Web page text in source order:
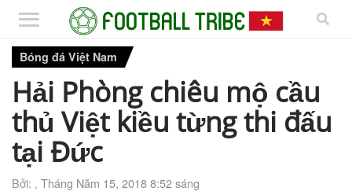
Bóng đá Việt Nam
Hải Phòng chiêu mộ cầu
thủ Việt kiều từng thi đấu
tại Đức
Bởi: , Tháng Năm 15, 2018 8:52 sáng